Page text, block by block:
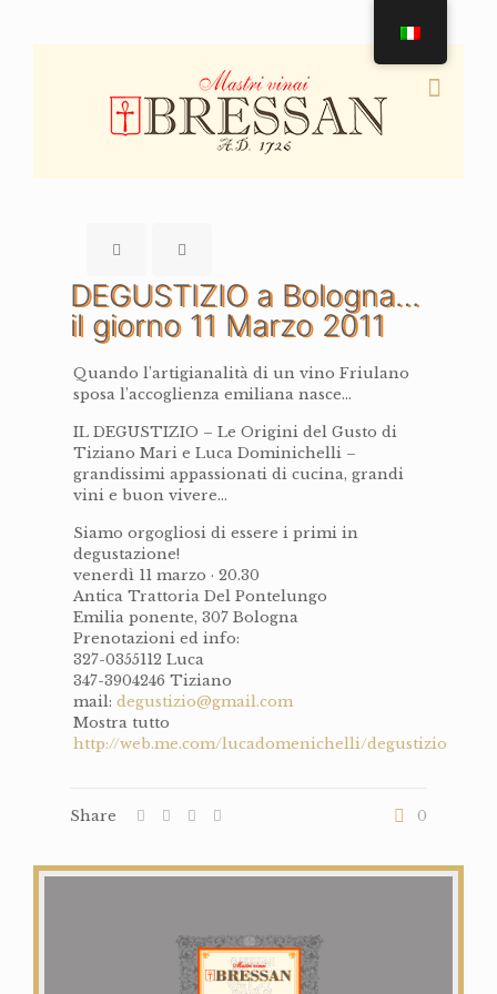
DEGUSTIZIO a Bologna…
il giorno 11 Marzo 2011
Quando l’artigianalità di un vino Friulano
sposa l’accoglienza emiliana nasce…
IL DEGUSTIZIO – Le Origini del Gusto di
Tiziano Mari e Luca Dominichelli –
grandissimi appassionati di cucina, grandi
vini e buon vivere…
Siamo orgogliosi di essere i primi in
degustazione!
venerdì 11 marzo · 20.30
Antica Trattoria Del Pontelungo
Emilia ponente, 307 Bologna
Prenotazioni ed info:
327-0355112 Luca
347-3904246 Tiziano
mail:degustizio@gmail.com
Mostra tutto
http://web.me.com/lucadomenichelli/degustizio
Share 0